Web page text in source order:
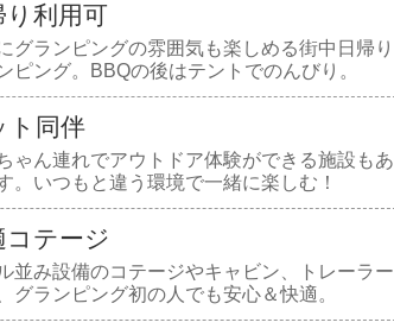
り利用可
グランピングの雰囲気も楽しめる街中日帰り
ピング。BBQの後はテントでのんびり。
ト同伴
ゃん連れでアウトドア体験ができる施設もあ
。いつもと違う環境で一緒に楽しむ！
コテージ
並み設備のコテージやキャビン、トレーラー
グランピング初の人でも安心＆快適。